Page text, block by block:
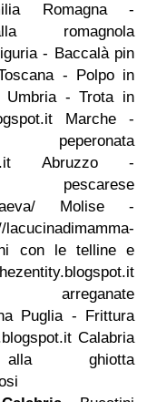
Romagna -
romagnola
- Baccalà pin
- Polpo in
Umbria - Trota in
Marche -
Abruzzo -
Molise -
con le telline e
Puglia - Frittura
Calabria
ghiotta